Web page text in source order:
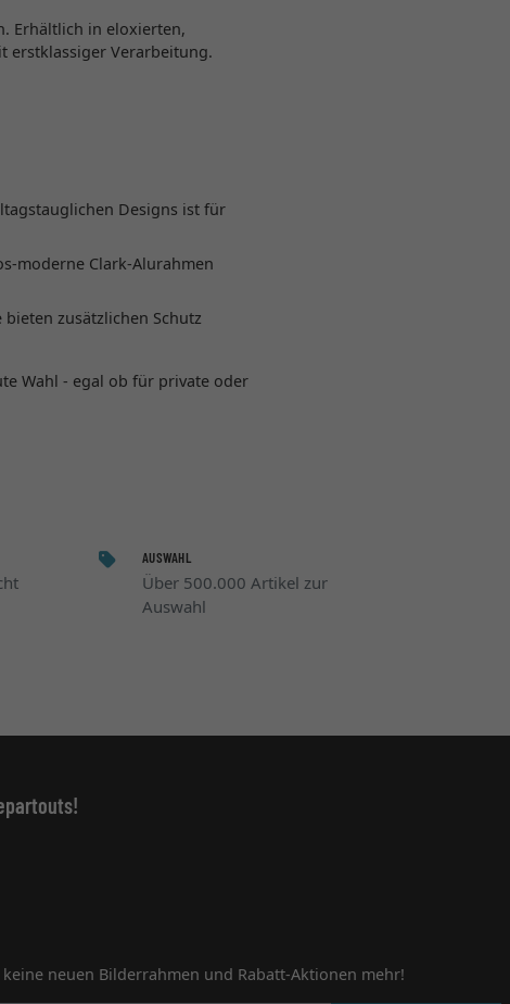
Erhältlich in eloxierten,
erstklassiger Verarbeitung.
Designs ist für
moderne Clark-Alurahmen
zusätzlichen Schutz
Wahl - egal ob für private oder
AUSWAHL
Über 500.000 Artikel zur
Auswahl
neuen Bilderrahmen und Rabatt-Aktionen mehr!